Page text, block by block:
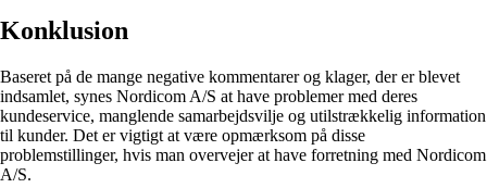
Konklusion
Baseret på de mange negative kommentarer og klager, der er blevet
indsamlet, synes Nordicom A/S at have problemer med deres
kundeservice, manglende samarbejdsvilje og utilstrækkelig information
til kunder. Det er vigtigt at være opmærksom på disse
problemstillinger, hvis man overvejer at have forretning med Nordicom
A/S.